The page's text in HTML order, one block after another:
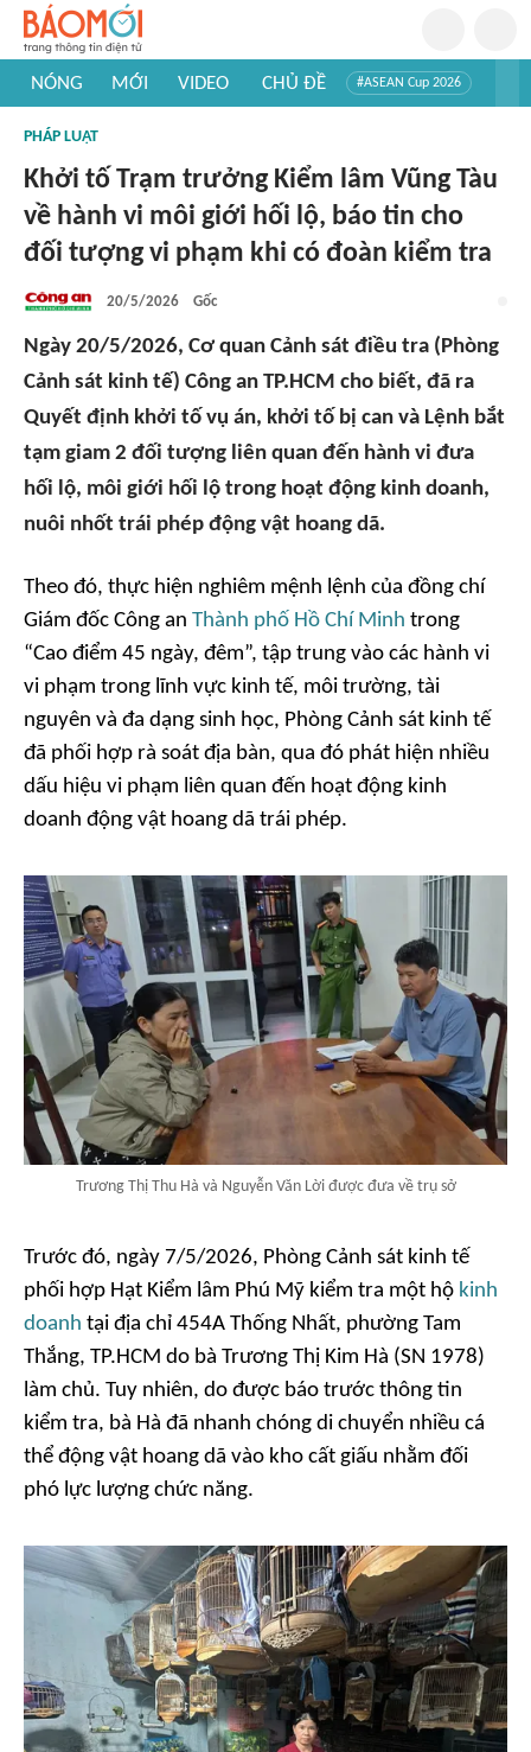
NÓNG MỚI VIDEO CHỦ ĐỀ #ASEAN Cup 2026
#Khám phá thế giới
PHÁP LUẬT
Khởi tố Trạm trưởng Kiểm lâm Vũng Tàu
về hành vi môi giới hối lộ, báo tin cho
đối tượng vi phạm khi có đoàn kiểm tra
20/5/2026 Gốc
Ngày 20/5/2026, Cơ quan Cảnh sát điều tra (Phòng
Cảnh sát kinh tế) Công an TP.HCM cho biết, đã ra
Quyết định khởi tố vụ án, khởi tố bị can và Lệnh bắt
tạm giam 2 đối tượng liên quan đến hành vi đưa
hối lộ, môi giới hối lộ trong hoạt động kinh doanh,
nuôi nhốt trái phép động vật hoang dã.
Theo đó, thực hiện nghiêm mệnh lệnh của đồng chí
Giám đốc Công an Thành phố Hồ Chí Minh trong
“Cao điểm 45 ngày, đêm”, tập trung vào các hành vi
vi phạm trong lĩnh vực kinh tế, môi trường, tài
nguyên và đa dạng sinh học, Phòng Cảnh sát kinh tế
đã phối hợp rà soát địa bàn, qua đó phát hiện nhiều
dấu hiệu vi phạm liên quan đến hoạt động kinh
doanh động vật hoang dã trái phép.
Trương Thị Thu Hà và Nguyễn Văn Lời được đưa về trụ sở
Trước đó, ngày 7/5/2026, Phòng Cảnh sát kinh tế
phối hợp Hạt Kiểm lâm Phú Mỹ kiểm tra một hộ kinh
doanh tại địa chỉ 454A Thống Nhất, phường Tam
Thắng, TP.HCM do bà Trương Thị Kim Hà (SN 1978)
làm chủ. Tuy nhiên, do được báo trước thông tin
kiểm tra, bà Hà đã nhanh chóng di chuyển nhiều cá
thể động vật hoang dã vào kho cất giấu nhằm đối
phó lực lượng chức năng.